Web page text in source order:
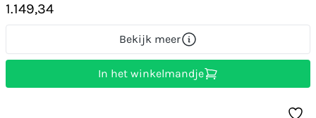
1.149,34
Bekijk meer
In het winkelmandje